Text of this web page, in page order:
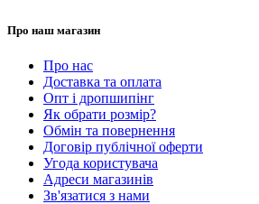
Про наш магазин
Про нас
Доставка та оплата
Опт і дропшипінг
Як обрати розмір?
Обмін та повернення
Договір публічної оферти
Угода користувача
Адреси магазинів
Зв'язатися з нами